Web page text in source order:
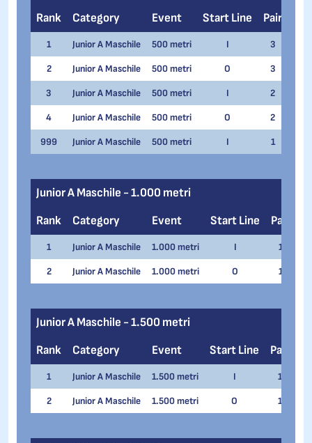
Rank
Category Event Start Line Pair
1 Junior A Maschile 500 metri I 3
2 Junior A Maschile 500 metri O 3
3 Junior A Maschile 500 metri I 2
4 Junior A Maschile 500 metri O 2
999 Junior A Maschile 500 metri I 1
Junior A Maschile - 1.000 metri
Rank
Category Event Start Line Pair
1 Junior A Maschile 1.000 metri I 1
2 Junior A Maschile 1.000 metri O 1
Junior A Maschile - 1.500 metri
Rank
Category Event Start Line Pair
1 Junior A Maschile 1.500 metri I 1
2 Junior A Maschile 1.500 metri O 1